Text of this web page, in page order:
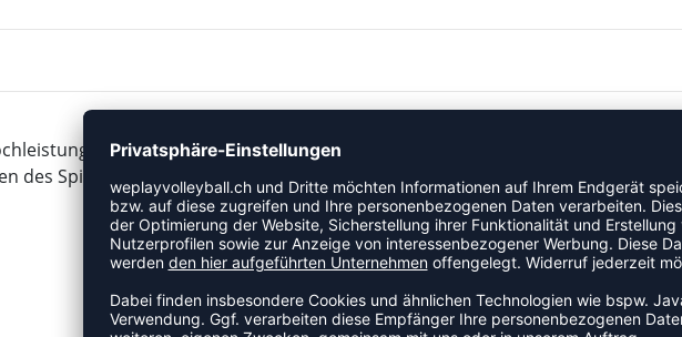
mit modernem Design, damit deine Mannschaft auf
des Spiels vorbereitet ist.